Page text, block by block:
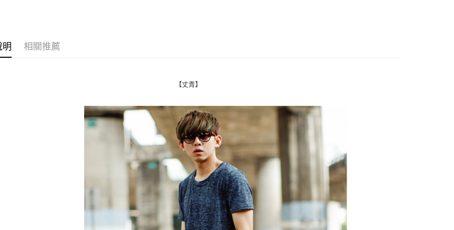
３．收到繳費通知簡訊後14天內，點擊此簡訊中的連結，可透過四大超商
※ 請注意：結帳手續完成當下不需立刻繳費，但若您需要取消訂單，請聯
絡購買商品的店家。未經商家同意取消之訂單仍視為有效，需透過AFTEE
先享後付繳納相關費用。
※ 交易是否成功請以「AFTEE先享後付 」之結帳頁面顯示為準，若有關於
是否繳費成功／繳費後需取消欲退款等相關疑問，請聯繫「AFTEE先享後
付客戶支援中心」
https://netprotections.freshdesk.com/support/home
【注意事項】
１．透過由恩沛科技股份有限公司提供之「AFTEE先享後付」服務完成之
交易，需依本服務之必要範圍內提供個人資料，並將交易相關給付款項請
求債權轉讓予恩沛科技股份有限公司。
２．關於個人資料處理事宜，請瀏覽以下網址：
https://aftee.tw/terms/#terms3
３．未成年的使用者請事先徵得法定代理人或監護人之同意方可使用
先付款後全家取貨
7-11付款取貨
每筆NT$80，滿NT$1,800(含以上)免運費
先付款後7-11取貨
每筆NT$80，滿NT$1,800(含以上)免運費
宅配
每筆NT$120，滿NT$3,000(含以上)免運費
明 相關推薦
【丈青】